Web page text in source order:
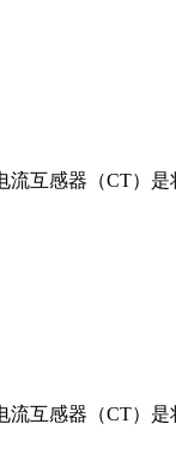
互感器（CT）
互感器（CT）